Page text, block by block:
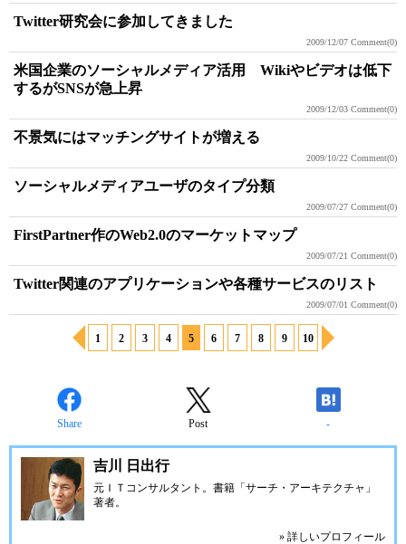
Twitter研究会に参加してきました
2009/12/07 Comment(0)
米国企業のソーシャルメディア活用 Wikiやビデオは低下
するがSNSが急上昇
2009/12/03 Comment(0)
不景気にはマッチングサイトが増える
2009/10/22 Comment(0)
ソーシャルメディアユーザのタイプ分類
2009/07/27 Comment(0)
FirstPartner作のWeb2.0のマーケットマップ
2009/07/21 Comment(0)
Twitter関連のアプリケーションや各種サービスのリスト
2009/07/01 Comment(0)
1 2 3 4 5 6 7 8 9 10
Share Post -
吉川 日出行
元ＩＴコンサルタント。書籍「サーチ・アーキテクチャ」
著者。
» 詳しいプロフィール